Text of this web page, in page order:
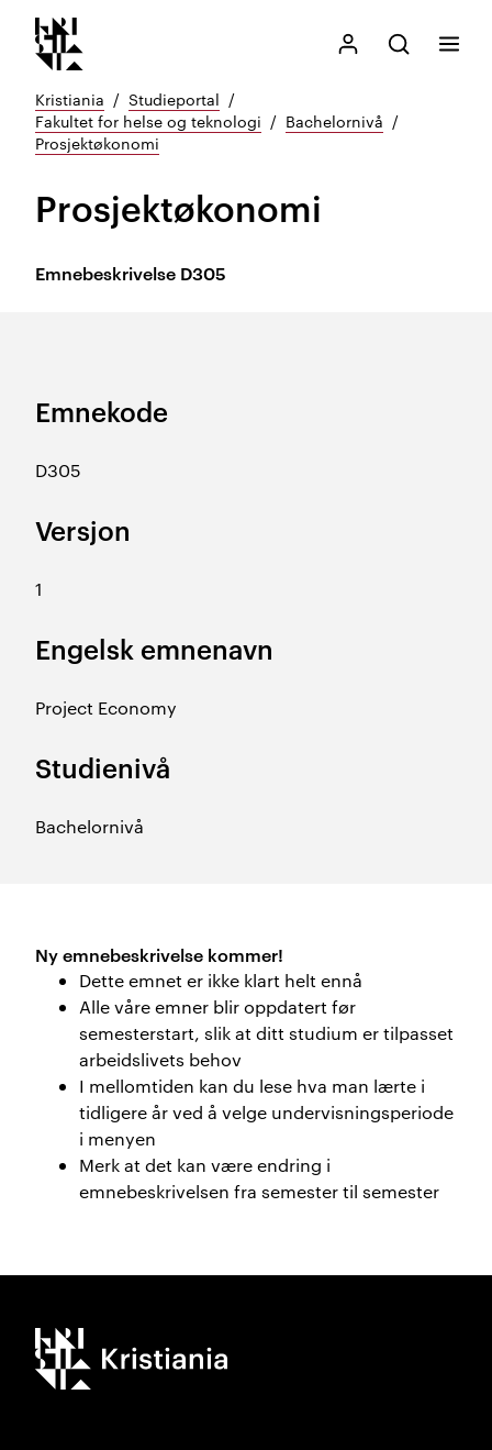
Gå
til
innhold
Kristiania logo
Mitt Kristiania
Åpne søk
Søk
Meny
Kristiania
Studieportal
Fakultet for helse og teknologi
Bachelornivå
Prosjektøkonomi
Emnebeskrivelse D305
Prosjektøkonomi
Emnekode
D305
Versjon
1
Engelsk emnenavn
Project Economy
Studienivå
Bachelornivå
Ny emnebeskrivelse kommer!
Dette emnet er ikke klart helt ennå
Alle våre emner blir oppdatert før
semesterstart, slik at ditt studium er tilpasset
arbeidslivets behov
I mellomtiden kan du lese hva man lærte i
tidligere år ved å velge undervisningsperiode
i menyen
Merk at det kan være endring i
emnebeskrivelsen fra semester til semester
Kristiania logo